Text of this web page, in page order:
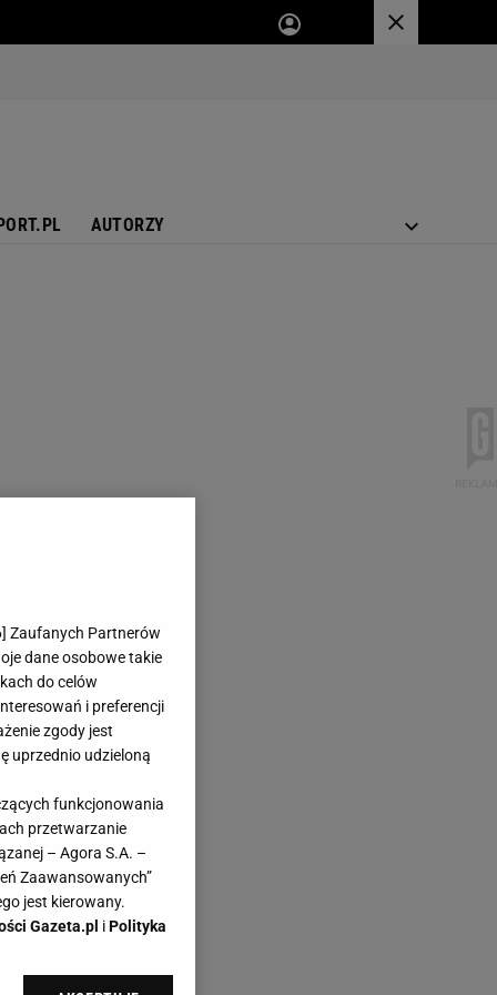
AUTORZY
] Zaufanych Partnerów
dane osobowe takie
do celów
i preferencji
zgody jest
uprzednio udzieloną
funkcjonowania
przetwarzanie
– Agora S.A. –
Zaawansowanych”
jest kierowany.
Gazeta.pl iPolityka